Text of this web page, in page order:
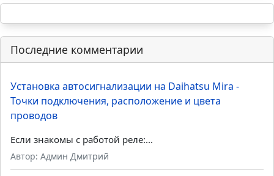
Последние комментарии
Установка автосигнализации на Daihatsu Mira -
Точки подключения, расположение и цвета
проводов
Если знакомы с работой реле:...
Автор: Админ Дмитрий